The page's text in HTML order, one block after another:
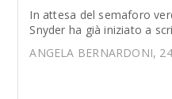
In attesa del semaforo
Snyder ha già iniziato a
ANGELA BERNARDONI,